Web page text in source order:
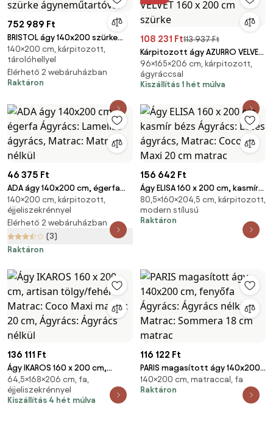
752 989 Ft
BRISTOL ágy 140x200 szürke
ágyneműtartóval
140×200 cm, kárpitozott,
tárolóhellyel
Elérhető 2 webáruházban
Raktáron
108 231 Ft113 937 Ft
Kárpitozott ágy AZURRO VELVET
160 x 200 cm szürke
96×165×206 cm, kárpitozott,
ágyráccsal
Kiszállítás 1 hét múlva
46 375 Ft
ADA ágy 140x200 cm, égerfa
Ágyrács: Lamellás ágyrács,
Matrac: Matrac nélkül
140×200 cm, kárpitozott,
éjjeliszekrénnyel
Elérhető 2 webáruházban
(3)
Raktáron
156 642 Ft
Ágy ELISA 160 x 200 cm, kasmír
bézs Ágyrács: Léces ágyrács,
Matrac: Coco Maxi 20 cm
matrac
80,5×160×204,5 cm, kárpitozott,
modern stílusú
Raktáron
136 111 Ft
Ágy IKAROS 160 x 200 cm,
artisan tölgy/fehér Matrac:
Coco Maxi matrac 20 cm,
Ágyrács: Ágyrács nélkül
64,5×168×206 cm, fa,
éjjeliszekrénnyel
Kiszállítás 4 hét múlva
116 122 Ft
PARIS magasított ágy 140x200
cm, fenyőfa Ágyrács: Ágyrács
nélkül, Matrac: Sommera 18 cm
140×200 cm, matraccal, fa
Raktáron